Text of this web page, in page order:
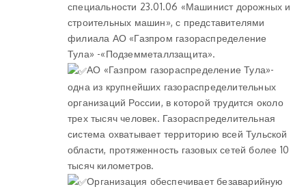
специальности 23.01.06 «Машинист дорожных и
строительных машин», с представителями
филиала АО «Газпром газораспределение
Тула» -«Подземметаллзащита».
АО «Газпром газораспределение Тула»-
одна из крупнейших газораспределительных
организаций России, в которой трудится около
трех тысяч человек. Газораспределительная
система охватывает территорию всей Тульской
области, протяженность газовых сетей более 10
тысяч километров.
Организация обеспечивает безаварийную